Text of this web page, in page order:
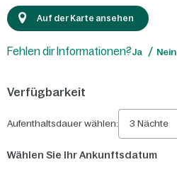
Auf der Karte ansehen
Fehlen dir Informationen?Ja Nein
Verfügbarkeit
Aufenthaltsdauer wählen: 3 Nächte
Wählen Sie Ihr Ankunftsdatum